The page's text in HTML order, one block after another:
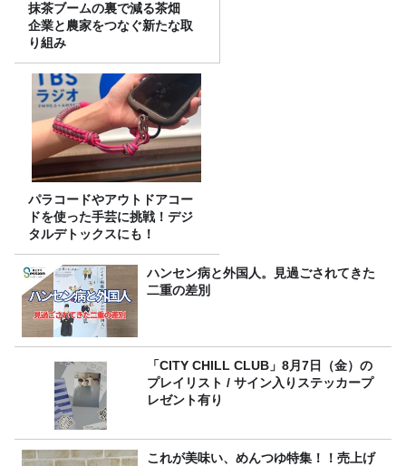
抹茶ブームの裏で減る茶畑
企業と農家をつなぐ新たな取
り組み
パラコードやアウトドアコー
ドを使った手芸に挑戦！デジ
タルデトックスにも！
ハンセン病と外国人。見過ごされてきた
二重の差別
「CITY CHILL CLUB」8月7日（金）の
プレイリスト / サイン入りステッカープ
レゼント有り
これが美味い、めんつゆ特集！！売上げ